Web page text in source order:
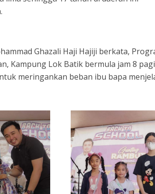
Ghazali Haji Hajiji berkata,
Kampung Lok Batik bermula jam 8 pagi
meringankan beban ibu bapa